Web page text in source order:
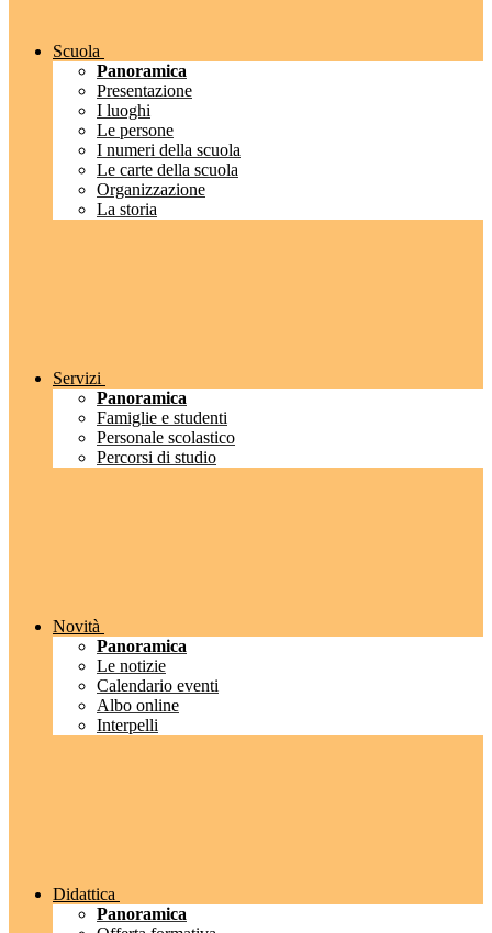
Scuola
Panoramica
Presentazione
I luoghi
Le persone
I numeri della scuola
Le carte della scuola
Organizzazione
La storia
Servizi
Panoramica
Famiglie e studenti
Personale scolastico
Percorsi di studio
Novità
Panoramica
Le notizie
Calendario eventi
Albo online
Interpelli
Didattica
Panoramica